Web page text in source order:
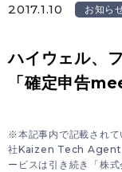
2017.1.10 お知ら
ハイウェル、
「確定申告
※本記事内で記載されて
社Kaizen Tech Agent.
ービスは引き続き「株